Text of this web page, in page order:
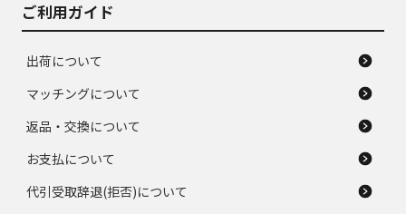
ご利用ガイド
出荷について
マッチングについて
返品・交換について
お支払について
代引受取辞退(拒否)について